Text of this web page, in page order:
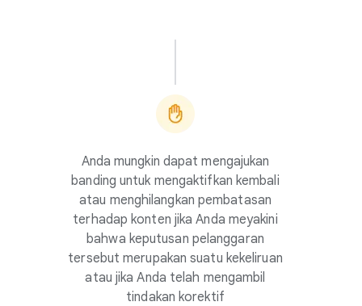
Anda mungkin dapat mengajukan
banding untuk mengaktifkan kembali
atau menghilangkan pembatasan
terhadap konten jika Anda meyakini
bahwa keputusan pelanggaran
tersebut merupakan suatu kekeliruan
atau jika Anda telah mengambil
tindakan korektif